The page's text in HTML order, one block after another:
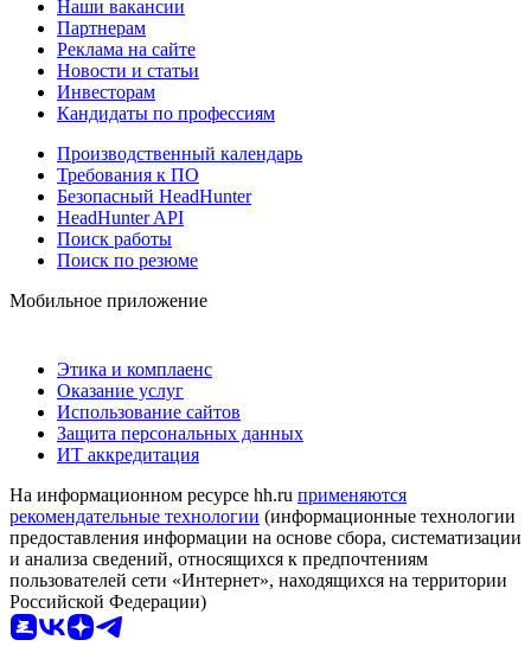
Наши вакансии
Партнерам
Реклама на сайте
Новости и статьи
Инвесторам
Кандидаты по профессиям
Производственный календарь
Требования к ПО
Безопасный HeadHunter
HeadHunter API
Поиск работы
Поиск по резюме
Мобильное приложение
Этика и комплаенс
Оказание услуг
Использование сайтов
Защита персональных данных
ИТ аккредитация
На информационном ресурсе hh.ru применяются
рекомендательные технологии (информационные технологии
предоставления информации на основе сбора, систематизации
и анализа сведений, относящихся к предпочтениям
пользователей сети «Интернет», находящихся на территории
Российской Федерации)